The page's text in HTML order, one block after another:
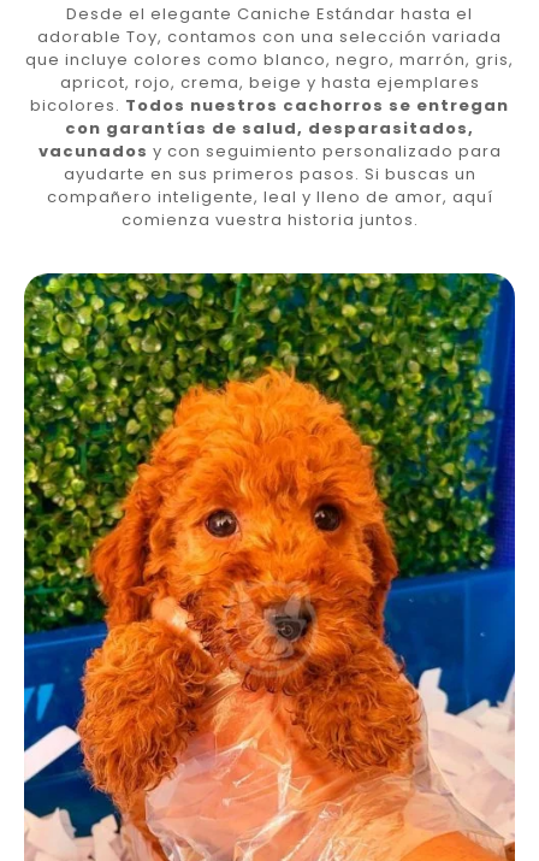
Desde el elegante Caniche Estándar hasta el
adorable Toy, contamos con una selección variada
que incluye colores como blanco, negro, marrón, gris,
apricot, rojo, crema, beige y hasta ejemplares
bicolores. Todos nuestros cachorros se entregan
con garantías de salud, desparasitados,
vacunados y con seguimiento personalizado para
ayudarte en sus primeros pasos. Si buscas un
compañero inteligente, leal y lleno de amor, aquí
comienza vuestra historia juntos.